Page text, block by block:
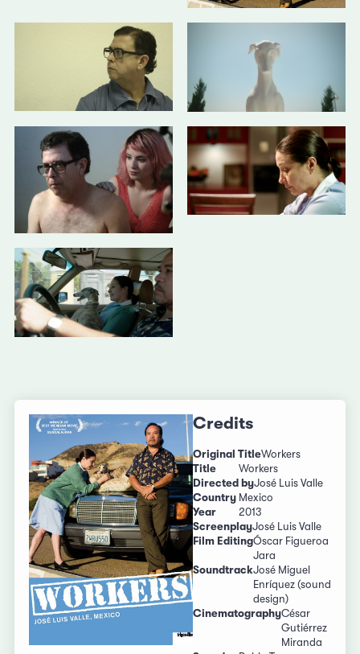
Credits
Original TitleWorkers
Title
Workers
Directed byJosé Luis Valle
Country Mexico
Year
2013
ScreenplayJosé Luis Valle
Film EditingÓscar Figueroa
Jara
SoundtrackJosé Miguel
Enríquez (sound
design)
CinematographyCésar
Gutiérrez
Miranda